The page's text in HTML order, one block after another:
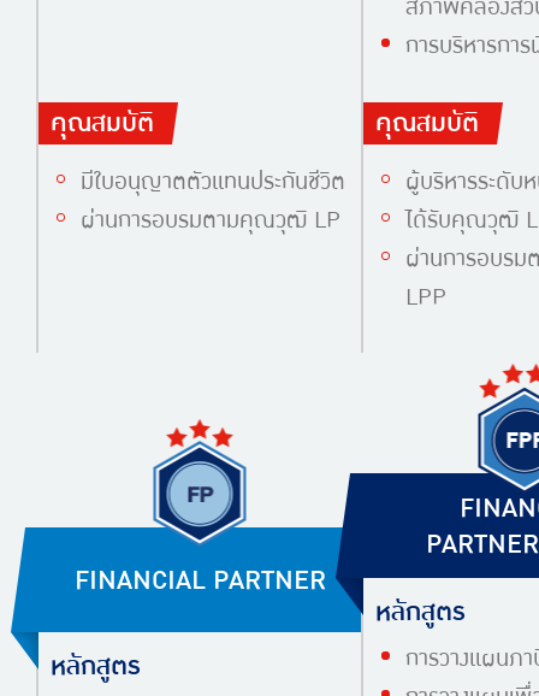
การบริหารกา
คุณสมบัติ
มีใบอนุญาตตัวแทนประกันชีวิต
ผ่านการอบรมตามคุณวุฒิ LP
คุณสมบัติ
ผู้บริหารระดับ
ได้รับคุณวุฒิ
ผ่านการอบร
LPP
FINANCIAL PARTNER
หลักสูตร
หลักสูตร
การวางแผนภ